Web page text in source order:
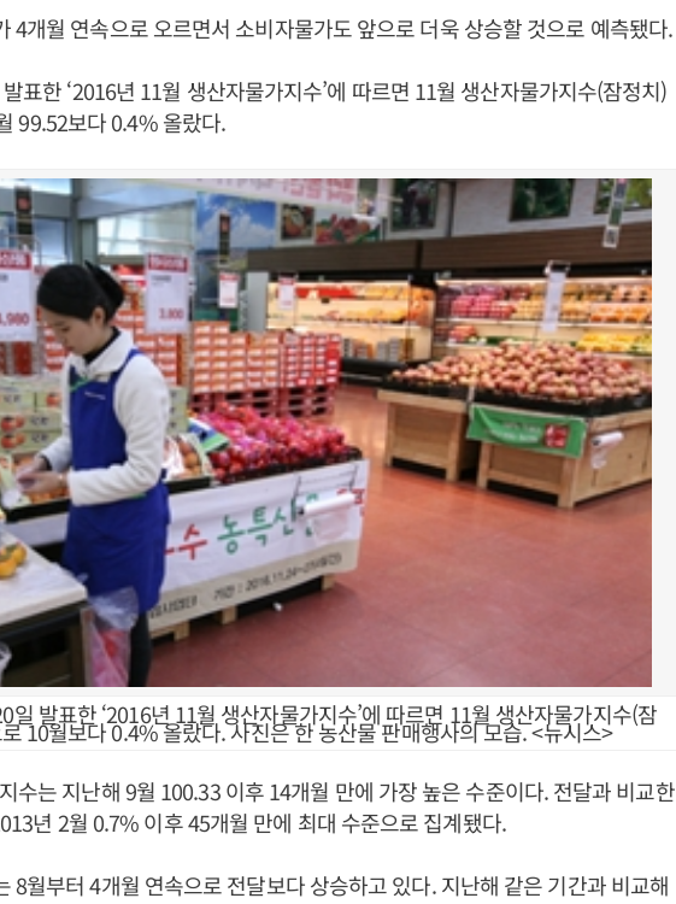
4개월 연속으로 오르면서 소비자물가도 앞으로 더욱 상승할 것으로 예측됐다.
표한 ‘2016년 11월 생산자물가지수’에 따르면 11월 생산자물가지수(잠정치)
99.52보다 0.4% 올랐다.
발표한 ‘2016년 11월 생산자물가지수’에 따르면 11월 생산자물가지수(잠
10월보다 0.4% 올랐다. 사진은 한 농산물 판매행사의 모습. <뉴시스>
수는 지난해 9월 100.33 이후 14개월 만에 가장 높은 수준이다. 전달과 비교한
년 2월 0.7% 이후 45개월 만에 최대 수준으로 집계됐다.
8월부터 4개월 연속으로 전달보다 상승하고 있다. 지난해 같은 기간과 비교해